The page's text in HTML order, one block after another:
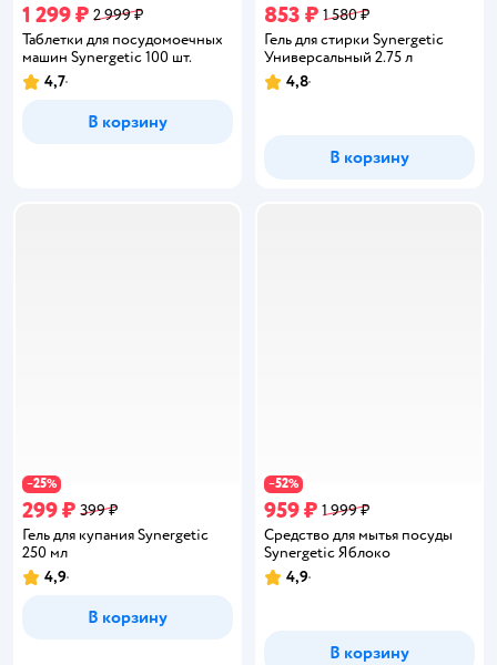
1 299 ₽ 2 999 ₽
Таблетки для посудомоечных
машин Synergetic 100 шт.
Рейтинг:
4,7
В корзину
853 ₽ 1 580 ₽
Гель для стирки Synergetic
Универсальный 2.75 л
Рейтинг:
4,8
В корзину
−25%
299 ₽ 399 ₽
Гель для купания Synergetic
250 мл
Рейтинг:
4,9
В корзину
−52%
959 ₽ 1 999 ₽
Средство для мытья посуды
Synergetic Яблоко
Рейтинг:
4,9
В корзину